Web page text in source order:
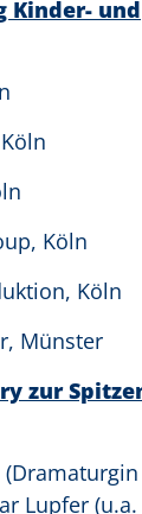
Kinder- und
Köln
Köln
Münster
zur
Lupfer